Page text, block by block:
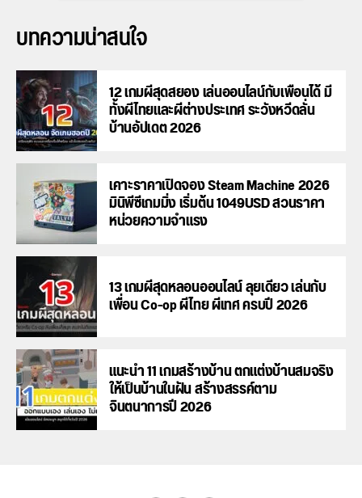
บทความน่าสนใจ
12 เกมผีสุดสยอง เล่นออนไลน์กับเพื่อนได้ มี
ทั้งผีไทยและผีต่างประเทศ ระวังหวีดลั่น
บ้านอัปเดต 2026
เคาะราคาเปิดจอง Steam Machine 2026
มินิพีซีเกมมิ่ง เริ่มต้น 1049USD สวนราคา
หน่วยความจำแรง
13 เกมผีสุดหลอนออนไลน์ ลุยเดี่ยว เล่นกับ
เพื่อน Co-op ผีไทย ผีเทศ ครบปี 2026
แนะนำ 11 เกมสร้างบ้าน ตกแต่งบ้านสมจริง
ให้เป็นบ้านในฝัน สร้างสรรค์ตาม
จินตนาการปี 2026